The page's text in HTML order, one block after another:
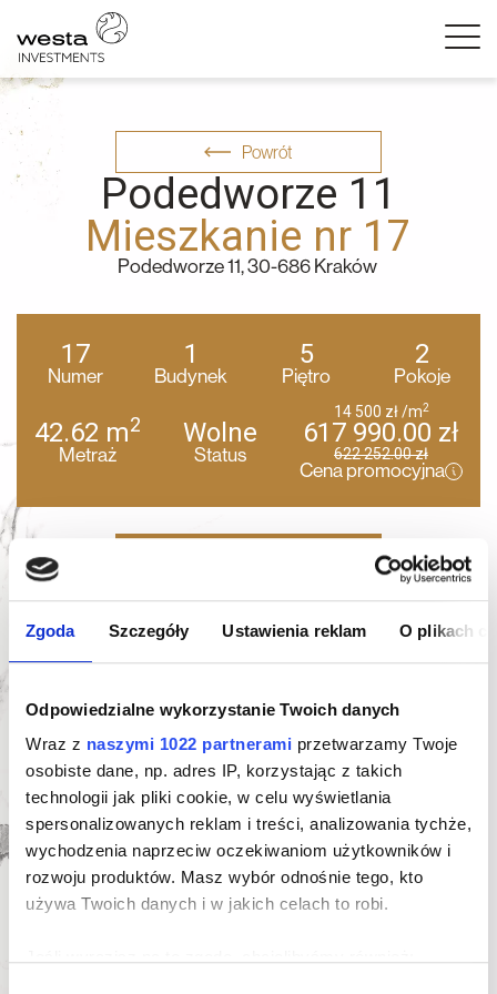
Zgoda Szczegóły Ustawienia reklam O plikach
Odpowiedzialne wykorzystanie Twoich danych
Wraz z naszymi 1022 partnerami przetwarzamy Twoje
osobiste dane, np. adres IP, korzystając z takich
technologii jak pliki cookie, w celu wyświetlania
spersonalizowanych reklam i treści, analizowania tychże,
wychodzenia naprzeciw oczekiwaniom użytkowników i
rozwoju produktów. Masz wybór odnośnie tego, kto
używa Twoich danych i w jakich celach to robi.
Powrót
Podedworze 11
Mieszkanie nr 17
Podedworze 11, 30-686 Kraków
Numer
17
Budynek
1
Piętro
5
Pokoje
2
Metraż
42.62 m2
Status
Wolne
Cena promocyjna
14 500 zł/m2
617 990.00 zł
622 252.00zł
Karta mieszkania
Zapytaj o ofertę indywidualną